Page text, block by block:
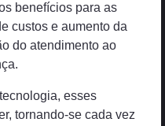
benefícios para as
custos e aumento da
do atendimento ao
esses
tornando-se cada vez